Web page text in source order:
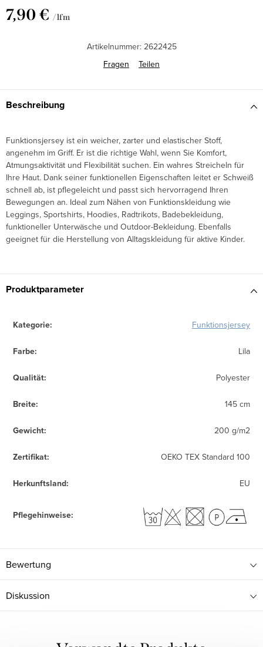
7,90 € / lfm
Artikelnummer: 2622425
Fragen
Teilen
Beschreibung
Funktionsjersey ist ein weicher, zarter und elastischer Stoff,
angenehm im Griff. Er ist die richtige Wahl, wenn Sie Komfort,
Atmungsaktivität und Flexibilität suchen. Ein wahres Streicheln für
Ihre Haut. Dank seiner funktionellen Eigenschaften leitet er Schweiß
schnell ab, ist pflegeleicht und passt sich hervorragend Ihren
Bewegungen an. Ideal zum Nähen von Funktionskleidung wie
Leggings, Sportshirts, Hoodies, Radtrikots, Badebekleidung,
funktioneller Unterwäsche und Outdoor-Bekleidung. Ebenfalls
geeignet für die Herstellung von Alltagskleidung für aktive Kinder.
Produktparameter
Kategorie: Funktionsjersey
Farbe: Lila
Qualität: Polyester
Breite: 145 cm
Gewicht: 200 g/m2
Zertifikat: OEKO TEX Standard 100
Herkunftsland: EU
Pflegehinweise:
Bewertung
Diskussion